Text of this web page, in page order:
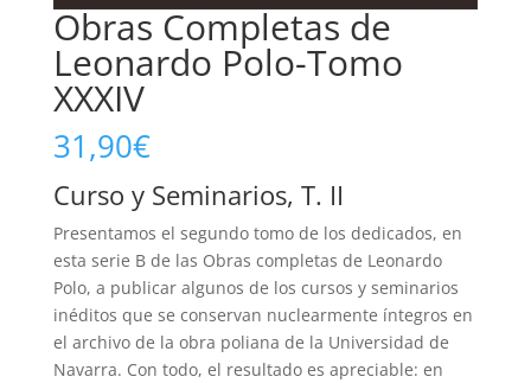
Obras Completas de
Leonardo Polo-Tomo
XXXIV
31,90€
Curso y Seminarios, T. II
Presentamos el segundo tomo de los dedicados, en
esta serie B de las Obras completas de Leonardo
Polo, a publicar algunos de los cursos y seminarios
inéditos que se conservan nuclearmente íntegros en
el archivo de la obra poliana de la Universidad de
Navarra. Con todo, el resultado es apreciable: en